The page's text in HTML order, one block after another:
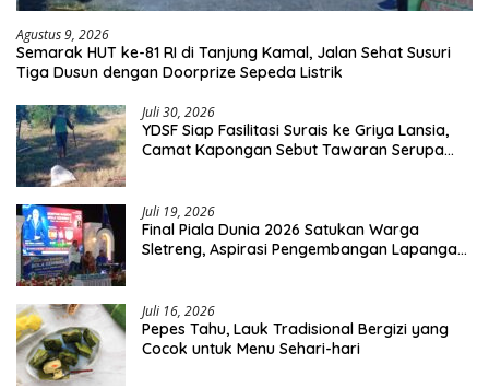
Agustus 9, 2026
Semarak HUT ke-81 RI di Tanjung Kamal, Jalan Sehat Susuri
Tiga Dusun dengan Doorprize Sepeda Listrik
Juli 30, 2026
YDSF Siap Fasilitasi Surais ke Griya Lansia,
Camat Kapongan Sebut Tawaran Serupa
Juli 19, 2026
Final Piala Dunia 2026 Satukan Warga
Sletreng, Aspirasi Pengembangan Lapangan
Juli 16, 2026
Pepes Tahu, Lauk Tradisional Bergizi yang
Cocok untuk Menu Sehari-hari